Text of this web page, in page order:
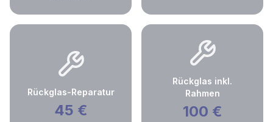
Rückglas-Reparatur
45 €
Rückglas inkl.
Rahmen
100 €